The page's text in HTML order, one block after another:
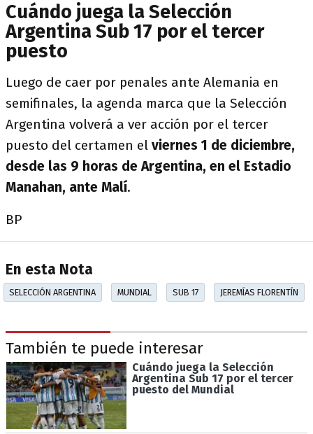
Cuándo juega la Selección
Argentina Sub 17 por el tercer
puesto
Luego de caer por penales ante Alemania en
semifinales, la agenda marca que la Selección
Argentina volverá a ver acción por el tercer
puesto del certamen el viernes 1 de diciembre,
desde las 9 horas de Argentina, en el Estadio
Manahan, ante Malí.
BP
En esta Nota
SELECCIÓN ARGENTINA MUNDIAL SUB 17 JEREMÍAS FLORENTÍN
También te puede interesar
Cuándo juega la Selección
Argentina Sub 17 por el tercer
puesto del Mundial